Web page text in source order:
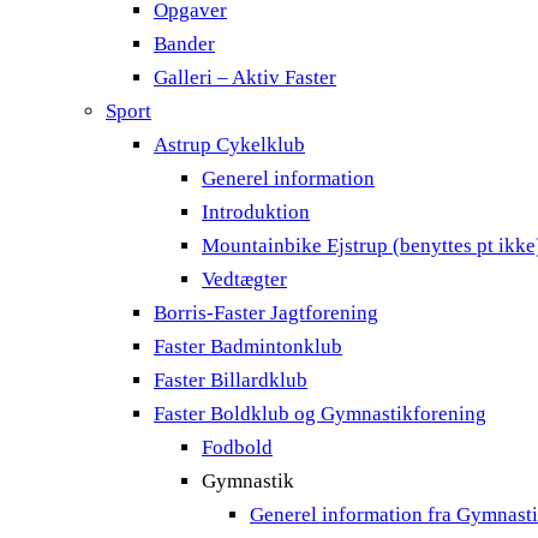
Opgaver
Bander
Galleri – Aktiv Faster
Sport
Astrup Cykelklub
Generel information
Introduktion
Mountainbike Ejstrup (benyttes pt
Vedtægter
Borris-Faster Jagtforening
Faster Badmintonklub
Faster Billardklub
Faster Boldklub og Gymnastikforening
Fodbold
Gymnastik
Generel information fra